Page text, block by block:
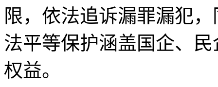
限，依法追诉漏罪漏犯
法平等保护涵盖国企、
权益。